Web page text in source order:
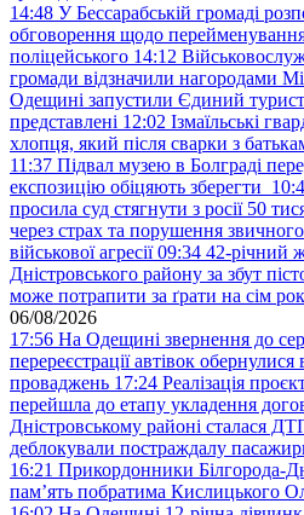
14:48 У Бессарабській громаді
обговорення щодо
поліцейського 14:12
громади відзначили нагородами
Одещині запустили Єдиний
представлені 12:02 Ізмаїльські
хлопця, який після сварки з
11:37 Підвал музею в Болграді
експозицію обіцяють зберегти
просила суд стягнути з росії 50
через страх та порушення
військової агресії 09:34 42-річний
Дністровського району за збут
може потрапити за ґрати на сім
06/08/2026
17:56 На Одещині звернення до
перереєстрації автівок
проваджень 17:24 Реалізація
перейшла до етапу укладення
Дністровському районі сталася
деблокували постраждалу
16:21 Прикордонники Білгорода-
пам’ять побратима Кислицького